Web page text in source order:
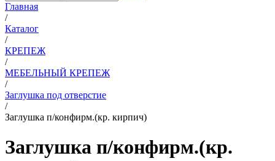
Главная
/
Каталог
/
КРЕПЕЖ
/
МЕБЕЛЬНЫЙ КРЕПЕЖ
/
Заглушка под отверстие
/
Заглушка п/конфирм.(кр. кирпич)
Заглушка п/конфирм.(кр.